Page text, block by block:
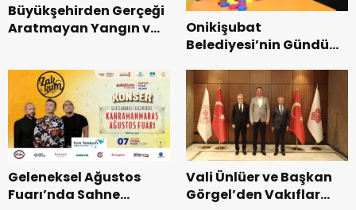
Büyükşehirden Gerçeği
Aratmayan Yangın ve
Onikişubat
Belediyesi’nin Gündüz
dönemin ön kayıtları
başladı.
Geleneksel Ağustos
Fuarı’nda Sahne
Vali Ünlüer ve Başkan
Görgel’den Vakıflar